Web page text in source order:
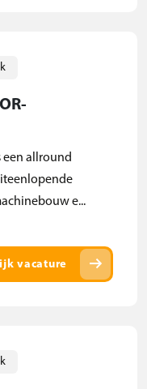
een allround
e...
vacature arrow_right_alt